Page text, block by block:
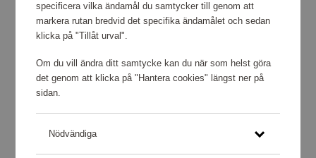
specificera vilka ändamål du samtycker till genom att
markera rutan bredvid det specifika ändamålet och sedan
klicka på "Tillåt urval".
Om du vill ändra ditt samtycke kan du när som helst göra
det genom att klicka på "Hantera cookies" längst ner på
sidan.
Nödvändiga